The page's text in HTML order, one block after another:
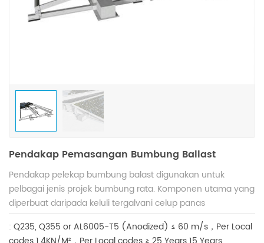
Pendakap Pemasangan Bumbung Ballast
Pendakap pelekap bumbung balast digunakan untuk
pelbagai jenis projek bumbung rata. Komponen utama yang
diperbuat daripada keluli tergalvani celup panas
mempunyai prestasi kekuatan struktur yang baik, kestabilan
dan anti-karat, dan serasi dengan modul solar yang
: Q235, Q355 or AL6005-T5 (Anodized) ≤ 60 m/s，Per Local